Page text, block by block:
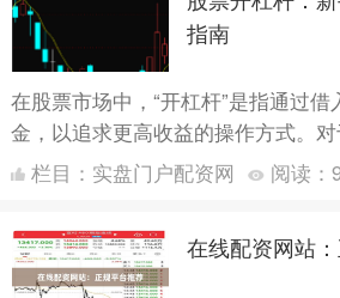
指南
在股票市场中，“开杠杆”是指通过
金，以追求更高收益的操作方式。
可能成为财富加速器，也可能导致亏
险与策略两....
栏目： 实盘门户配资网 阅读：
在线配资网站